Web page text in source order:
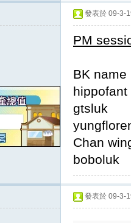
發表於 09-3-
PM
BK
Chan
發表於 09-3-